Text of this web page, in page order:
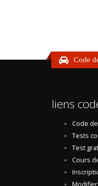
Code
liens
Code
Tests
Test
Cours